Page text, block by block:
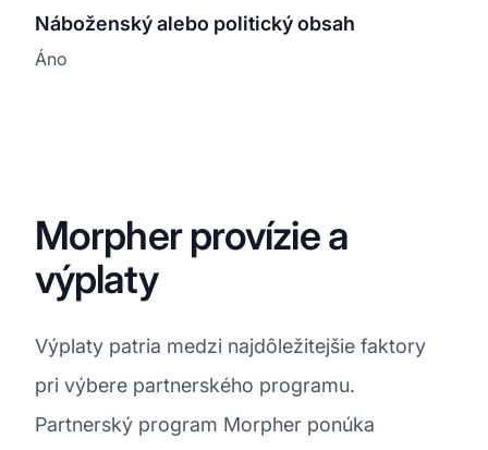
Náboženský alebo politický obsah
Áno
Morpher provízie a
výplaty
Výplaty patria medzi najdôležitejšie faktory
pri výbere partnerského programu.
Partnerský program Morpher ponúka